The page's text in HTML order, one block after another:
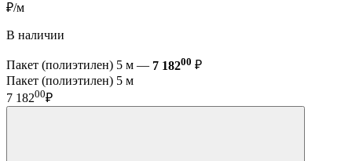
₽/м
В наличии
Пакет (полиэтилен) 5 м — 7 18200 ₽
Пакет (полиэтилен) 5 м
7 18200₽